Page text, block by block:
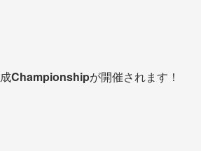
Championshipが開催されます！